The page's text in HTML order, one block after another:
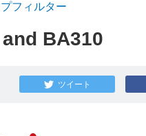
フィルター
BA310
ツイート